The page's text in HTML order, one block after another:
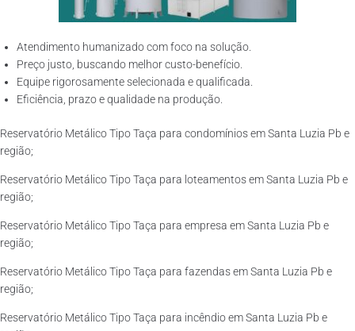
Atendimento humanizado com foco na solução.
Preço justo, buscando melhor custo-benefício.
Equipe rigorosamente selecionada e qualificada.
Eficiência, prazo e qualidade na produção.
Reservatório Metálico Tipo Taça para condomínios em Santa Luzia Pb e
região;
Reservatório Metálico Tipo Taça para loteamentos em Santa Luzia Pb e
região;
Reservatório Metálico Tipo Taça para empresa em Santa Luzia Pb e
região;
Reservatório Metálico Tipo Taça para fazendas em Santa Luzia Pb e
região;
Reservatório Metálico Tipo Taça para incêndio em Santa Luzia Pb e